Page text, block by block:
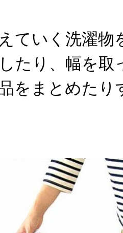
ていく洗濯物
たり、幅を取
をまとめた